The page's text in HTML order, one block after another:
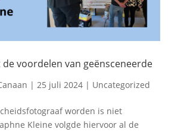
de voordelen van geënsceneerde
| 25 juli 2024| Uncategorized
worden is niet
Kleine volgde hiervoor al de